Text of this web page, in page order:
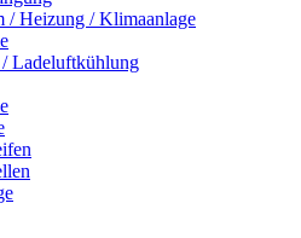
/ Heizung / Klimaanlage
Ladeluftkühlung